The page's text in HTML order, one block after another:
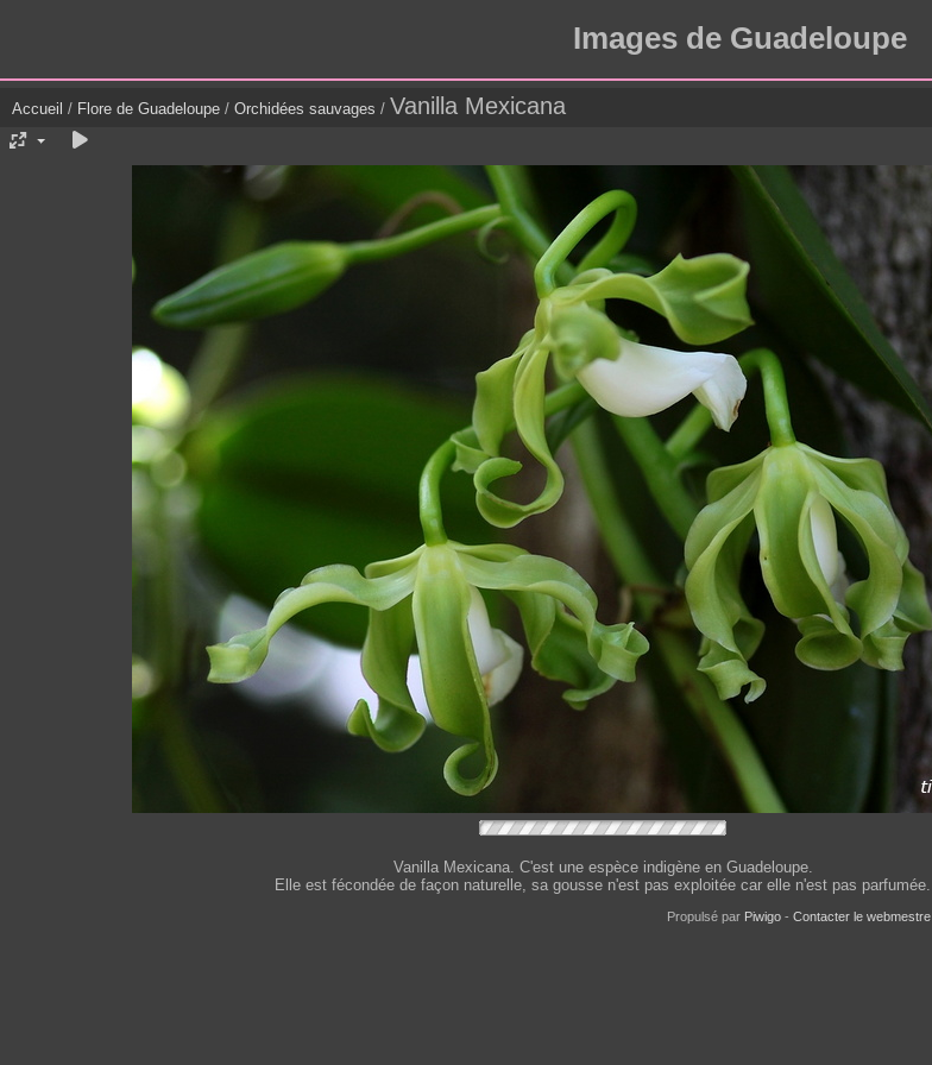
Images de Guadeloupe
Accueil / Flore de Guadeloupe / Orchidées sauvages / Vanilla Mexicana
Vanilla Mexicana. C'est une espèce indigène en Guadeloupe.
Elle est fécondée de façon naturelle, sa gousse n'est pas exploitée car elle n'est pas parfumée.
Propulsé par Piwigo - Contacter le webmestre